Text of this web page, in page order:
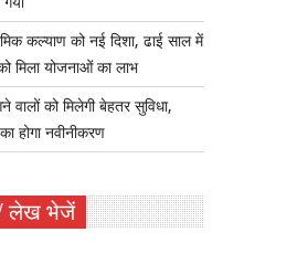
कल्याण को नई दिशा, ढाई साल में
मिला योजनाओं का लाभ
वालों को मिलेगी बेहतर सुविधा,
होगा नवीनीकरण
लेख भेजें